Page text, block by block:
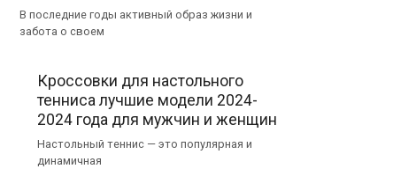
В последние годы активный образ жизни и
забота о своем
Кроссовки для настольного
тенниса лучшие модели 2024-
2024 года для мужчин и женщин
Настольный теннис — это популярная и
динамичная